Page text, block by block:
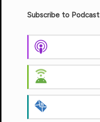
Subscribe to Podcast